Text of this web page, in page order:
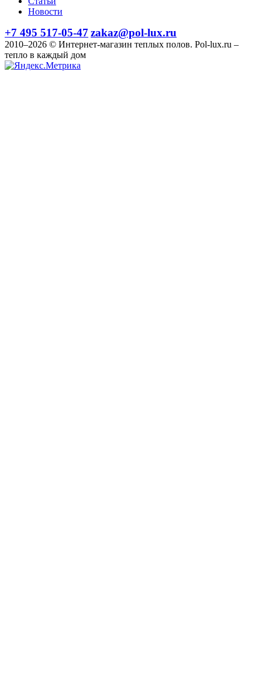
Новости
+7 495 517-05-47 zakaz@pol-lux.ru
2010–2026 © Интернет-магазин теплых полов. Pol-lux.ru –
тепло в каждый дом